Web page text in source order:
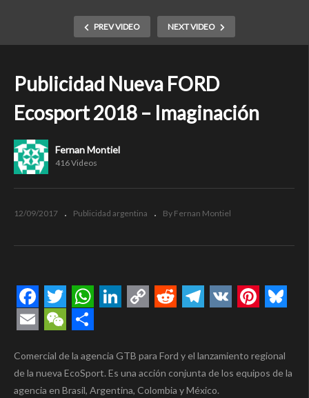
PREV VIDEO NEXT VIDEO
Publicidad Nueva FORD
Ecosport 2018 – Imaginación
Fernan Montiel
416 Videos
12/09/2017 Publicidad argentina By Fernan Montiel
Facebook
TwitterWhatsApp
Comercial de la agencia GTB para Ford y el lanzamiento regional
de la nueva EcoSport. Es una acción conjunta de los equipos de la
agencia en Brasil, Argentina, Colombia y México.